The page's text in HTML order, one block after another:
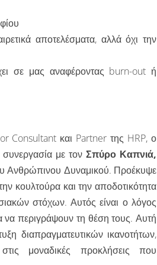
αποτελέσματα, αλλά όχι την
σε μας αναφέροντας burn-out ή
Consultant και Partner της HRP, ο
με τον Σπύρο Καπνιά,
Ανθρώπινου Δυναμικού. Προέκυψε
κουλτούρα και την αποδοτικότητα
στόχων. Αυτός είναι ο λόγος
περιγράψουν τη θέση τους. Αυτή
διαπραγματευτικών ικανοτήτων,
μοναδικές προκλήσεις που